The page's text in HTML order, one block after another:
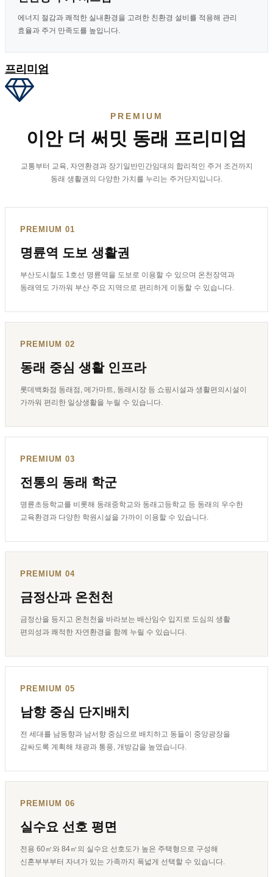
에너지 절감과 쾌적한 실내환경을 고려한 친환경 설비를 적용해 관리
효율과 주거 만족도를 높입니다.
프리미엄
PREMIUM
이안 더 써밋 동래 프리미엄
교통부터 교육, 자연환경과 장기일반민간임대의 합리적인 주거 조건까지
동래 생활권의 다양한 가치를 누리는 주거단지입니다.
PREMIUM 01
명륜역 도보 생활권
부산도시철도 1호선 명륜역을 도보로 이용할 수 있으며 온천장역과
동래역도 가까워 부산 주요 지역으로 편리하게 이동할 수 있습니다.
PREMIUM 02
동래 중심 생활 인프라
롯데백화점 동래점, 메가마트, 동래시장 등 쇼핑시설과 생활편의시설이
가까워 편리한 일상생활을 누릴 수 있습니다.
PREMIUM 03
전통의 동래 학군
명륜초등학교를 비롯해 동래중학교와 동래고등학교 등 동래의 우수한
교육환경과 다양한 학원시설을 가까이 이용할 수 있습니다.
PREMIUM 04
금정산과 온천천
금정산을 등지고 온천천을 바라보는 배산임수 입지로 도심의 생활
편의성과 쾌적한 자연환경을 함께 누릴 수 있습니다.
PREMIUM 05
남향 중심 단지배치
전 세대를 남동향과 남서향 중심으로 배치하고 동들이 중앙광장을
감싸도록 계획해 채광과 통풍, 개방감을 높였습니다.
PREMIUM 06
실수요 선호 평면
전용 60㎡와 84㎡의 실수요 선호도가 높은 주택형으로 구성해
신혼부부부터 자녀가 있는 가족까지 폭넓게 선택할 수 있습니다.